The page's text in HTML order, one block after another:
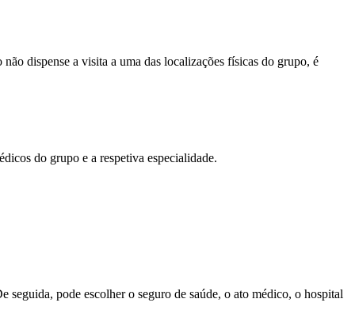
dispense a visita a uma das localizações físicas do grupo, é
do grupo e a respetiva especialidade.
pode escolher o seguro de saúde, o ato médico, o hospital